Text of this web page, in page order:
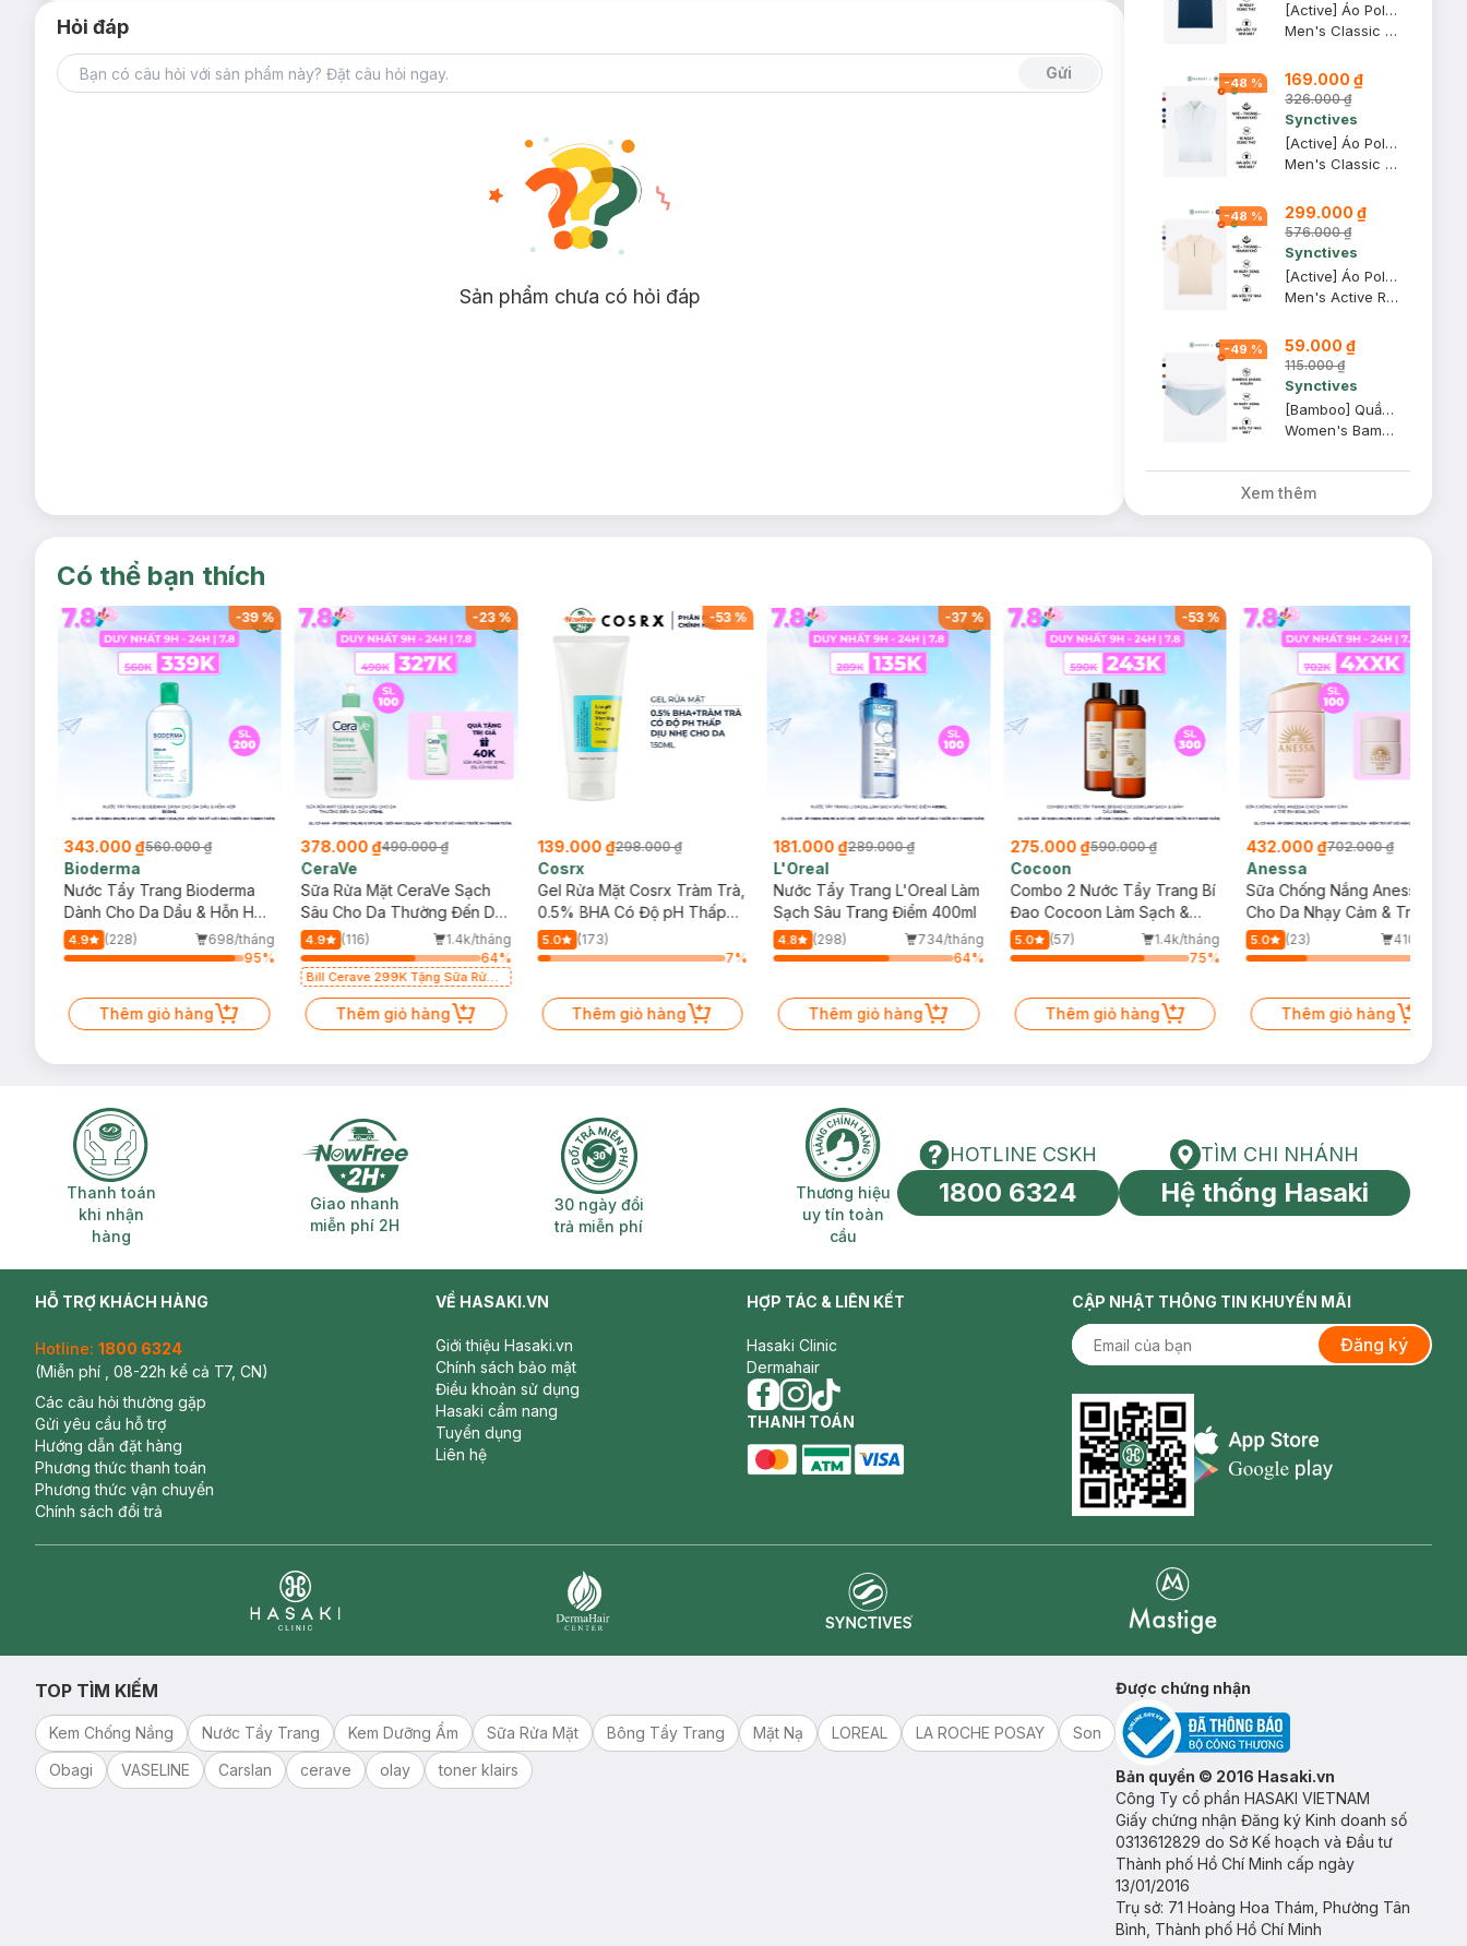
Hỏi đáp
Gửi
Sản phẩm chưa có hỏi đáp
[Active] Áo Polo Nam Synctives Classic Fit, Xanh Đen, S - CMPO0013
Men's Classic Fit Polo Shirt
-48 % 169.000 ₫
326.000 ₫
Synctives
[Active] Áo Polo Nam Synctives Classic Fit, Trắng, M - CMPO0013
Men's Classic Fit Polo Shirt
-48 % 299.000 ₫
576.000 ₫
Synctives
[Active] Áo Polo Nam Synctives Regular Fit, Be Xám, XL - SMPO0009
Men's Active Regular Fit Polo Shirt
-49 % 59.000 ₫
115.000 ₫
Synctives
[Bamboo] Quần Lót Nữ Synctives Dáng Bikini, Xanh Nhạt, XS - CWPT0008
Women's Bamboo Bikini Panties
Xem thêm
Có thể bạn thích
-39%
343.000 ₫560.000 ₫
Bioderma
Nước Tẩy Trang Bioderma
Dành Cho Da Dầu & Hỗn Hợp
500ml
4.9 (228)
698/tháng
95%
Thêm giỏ hàng
-23%
378.000 ₫490.000 ₫
CeraVe
Sữa Rửa Mặt CeraVe Sạch
Sâu Cho Da Thường Đến Da
Dầu 473ml
4.9 (116)
1.4k/tháng
64%
Bill Cerave 299K Tặng Sữa Rửa
Mặt Cerave 30ml (SL có hạn)
Thêm giỏ hàng
-53%
139.000 ₫298.000 ₫
Cosrx
Gel Rửa Mặt Cosrx Tràm Trà,
0.5% BHA Có Độ pH Thấp
150ml
5.0
(173)
7%
Thêm giỏ hàng
-37 %
181.000 ₫289.000 ₫
L'Oreal
Nước Tẩy Trang L'Oreal Làm
Sạch Sâu Trang Điểm 400ml
4.8 (298)
734/tháng
64%
Thêm giỏ hàng
-53%
275.000 ₫590.000 ₫
Cocoon
Combo 2 Nước Tẩy Trang Bí
Đao Cocoon Làm Sạch &
Giảm Dầu 500ml
5.0 (57)
1.4k/tháng
75%
Thêm giỏ hàng
432.000 ₫702.000 ₫
Anessa
Sữa Chống Nắng Anessa
Cho Da Nhạy Cảm & Trẻ Em
60ml (Mới)
5.0 (23)
410/tháng
Thêm giỏ hàng
Thanh toán khi nhận hàng
Thanh toán
khi nhận
hàng
Giao nhanh miễn phí 2H
Giao nhanh
miễn phí 2H
30 ngày đổi trả miễn phí
30 ngày đổi
trả miễn phí
Thương hiệu uy tín toàn cầu
Thương hiệu
uy tín toàn
cầu
HOTLINE CSKH
HOTLINE CSKH
1800 6324
Tìm chi nhánh
TÌM CHI NHÁNH
Hệ thống Hasaki
HỖ TRỢ KHÁCH HÀNG
Hotline: 1800 6324
(Miễn phí , 08-22h kể cả T7, CN)
Các câu hỏi thường gặp
Gửi yêu cầu hỗ trợ
Hướng dẫn đặt hàng
Phương thức thanh toán
Phương thức vận chuyển
Chính sách đổi trả
VỀ HASAKI.VN
Giới thiệu Hasaki.vn
Chính sách bảo mật
Điều khoản sử dụng
Hasaki cẩm nang
Tuyển dụng
Liên hệ
HỢP TÁC & LIÊN KẾT
Hasaki Clinic
Dermahair
facebook
instagram
tiktok
THANH TOÁN
CẬP NHẬT THÔNG TIN KHUYẾN MÃI
Đăng ký
Appstore icon
TOP TÌM KIẾM
Kem Chống Nắng Nước Tẩy Trang Kem Dưỡng Ẩm Sữa Rửa Mặt Bông Tẩy Trang Mặt Nạ LOREAL LA ROCHE POSAY
Son
Obagi
VASELINE Carslan cerave olay toner klairs
Được chứng nhận
Bản quyền © 2016 Hasaki.vn
Công Ty cổ phần HASAKI VIETNAM
Giấy chứng nhận Đăng ký Kinh doanh số
0313612829 do Sở Kế hoạch và Đầu tư
Thành phố Hồ Chí Minh cấp ngày
13/01/2016
Trụ sở: 71 Hoàng Hoa Thám, Phường Tân
Bình, Thành phố Hồ Chí Minh